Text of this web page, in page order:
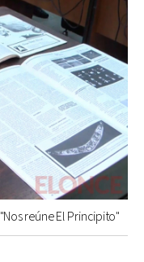
"Nos reúne El Principito"